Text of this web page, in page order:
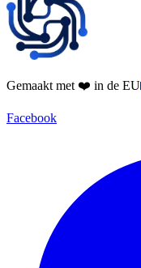
Gemaakt met ❤️ in de EU
Facebook